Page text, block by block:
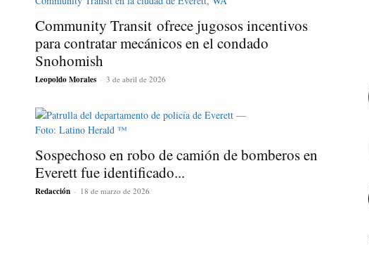
Community Transit ofrece jugosos incentivos
para contratar mecánicos en el condado
Snohomish
Leopoldo Morales - 3 de abril de 2026
Sospechoso en robo de camión de bomberos en
Everett fue identificado...
Redacción - 18 de marzo de 2026